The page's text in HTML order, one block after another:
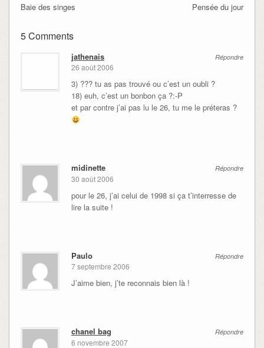
Pensée du jour
Baie des singes
5 Comments
Répondre
jathenais
26 août 2006
3) ??? tu as pas trouvé ou c’est un oubli ?
18) euh, c’est un bonbon ça ?:-P
et par contre j’ai pas lu le 26, tu me le préteras ?
Répondre
midinette
30 août 2006
pour le 26, j’ai celui de 1998 si ça t’interresse de
lire la suite !
Répondre
Paulo
7 septembre 2006
J’aime bien, j’te reconnais bien là !
Répondre
chanel bag
6 novembre 2007